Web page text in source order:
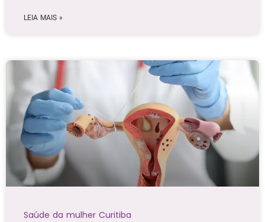
LEIA MAIS »
Saúde da mulher Curitiba